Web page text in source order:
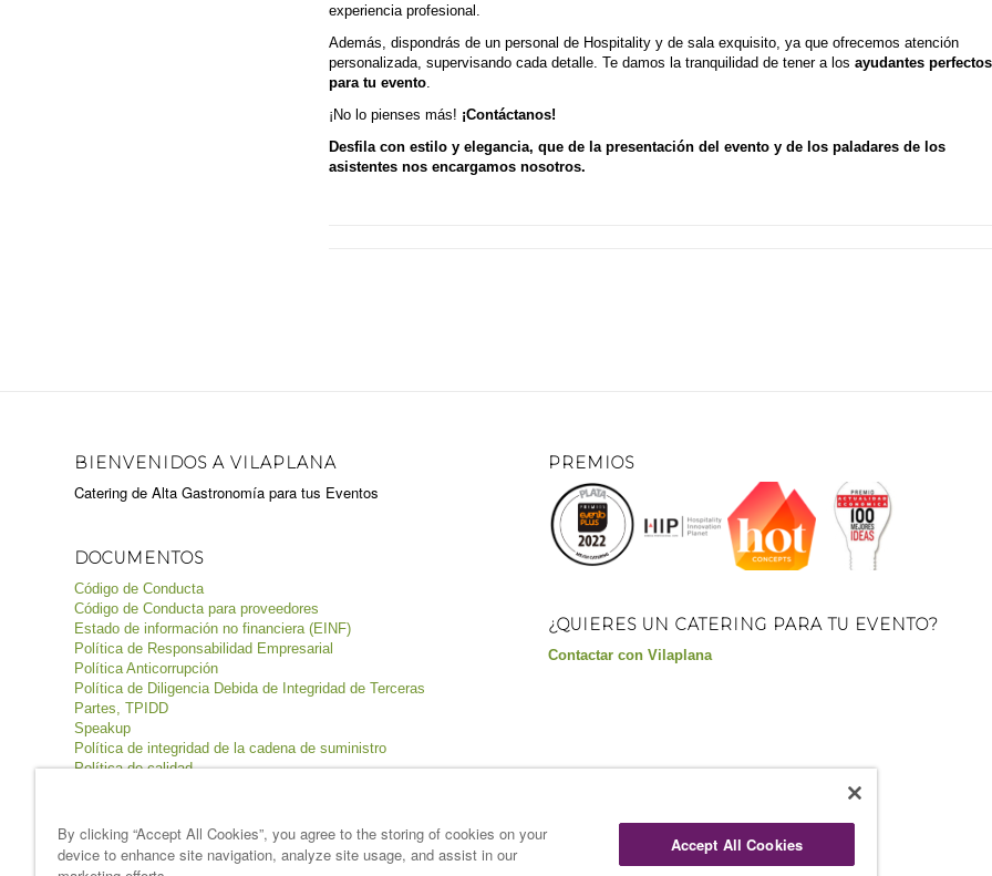
experiencia profesional.
Además, dispondrás de un personal de Hospitality y de sala exquisito, ya que ofrecemos atención
personalizada, supervisando cada detalle. Te damos la tranquilidad de tener a los ayudantes perfectos
para tu evento
¡No lo pienses más! ¡Contáctanos!
Desfila con estilo y elegancia, que de la presentación del evento y de los paladares de los
asistentes nos encargamos nosotros.
BIENVENIDOS A VILAPLANA
Catering de Alta Gastronomía para tus Eventos
DOCUMENTOS
Código de Conducta
Código de Conducta para proveedores
Estado de información no financiera (EINF)
Política de Responsabilidad Empresarial
Política Anticorrupción
Política de Diligencia Debida de Integridad de Terceras
Partes, TPIDD
Speakup
Política de integridad de la cadena de suministro
Política de calidad
Política de medio ambiente
Términos & condiciones
PREMIOS
¿QUIERES UN CATERING PARA TU EVENTO?
Contactar con Vilaplana
By clicking “Accept All Cookies”, you agree to the storing of cookies on your
device to enhance site navigation, analyze site usage, and assist in our
Accept All Cookies